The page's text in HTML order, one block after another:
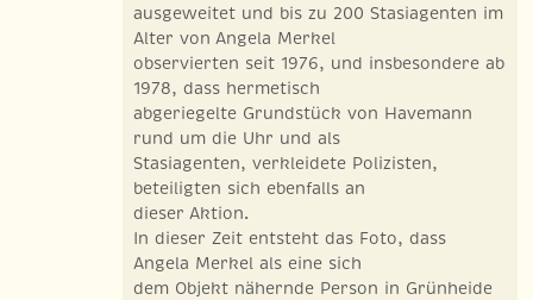
ausgeweitet und bis zu 200 Stasiagenten im
Alter von Angela Merkel
observierten seit 1976, und insbesondere ab
1978, dass hermetisch
abgeriegelte Grundstück von Havemann
rund um die Uhr und als
Stasiagenten, verkleidete Polizisten,
beteiligten sich ebenfalls an
dieser Aktion.
In dieser Zeit entsteht das Foto, dass
Angela Merkel als eine sich
dem Objekt nähernde Person in Grünheide